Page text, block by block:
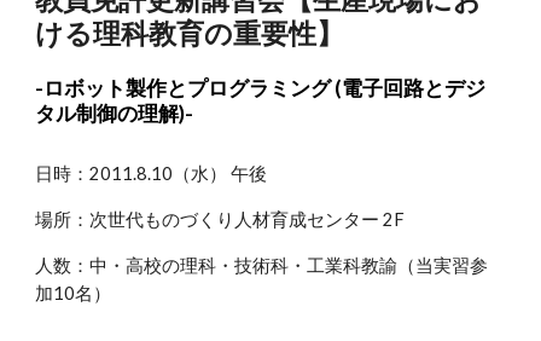
ける理科教育の重要性】
-ロボット製作とプログラミング (電子回路とデジ
タル制御の理解)-
日時：2011.8.10（水） 午後
場所：次世代ものづくり人材育成センター 2F
人数：中・高校の理科・技術科・工業科教諭（当実習参
加10名）